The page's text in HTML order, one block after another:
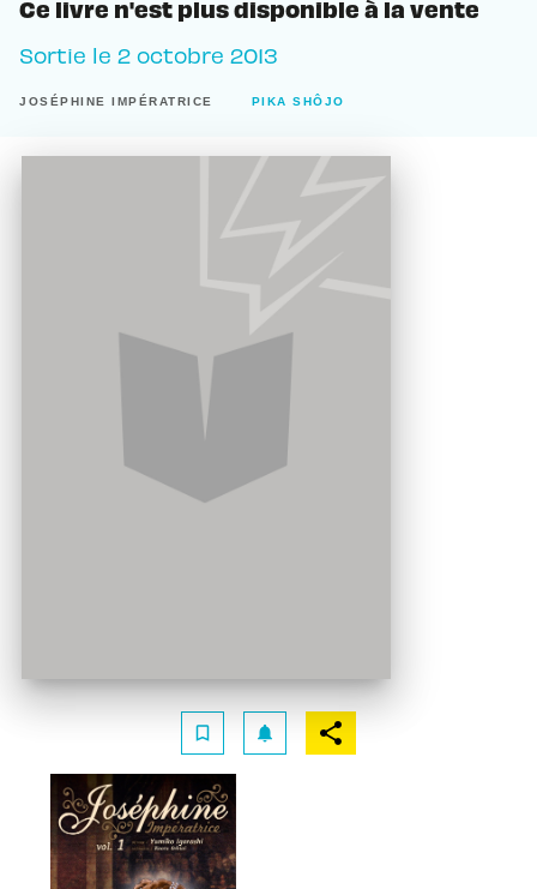
Ce livre n'est plus disponible à la vente
Sortie le 2 octobre 2013
JOSÉPHINE IMPÉRATRICE PIKA SHÔJO
bookmark_border notifications